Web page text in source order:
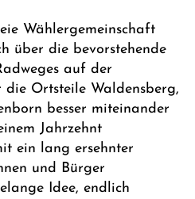
Wählergemeinschaft
über die bevorstehende
auf der
Ortsteile Waldensberg,
besser miteinander
Jahrzehnt
ein lang ersehnter
und Bürger
Idee, endlich